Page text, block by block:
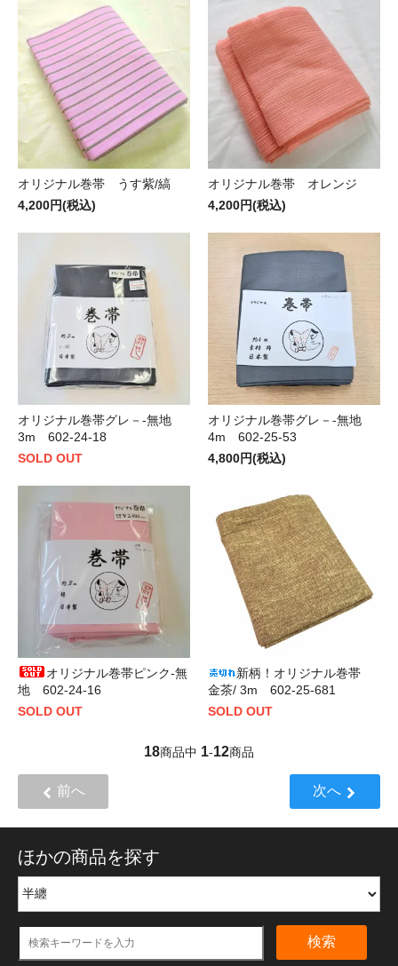
オリジナル巻帯 うす紫/縞
4,200円(税込)
オリジナル巻帯 オレンジ
4,200円(税込)
オリジナル巻帯グレ－-無地
3m 602-24-18
SOLD OUT
オリジナル巻帯グレ－-無地
4m 602-25-53
4,800円(税込)
オリジナル巻帯ピンク-無
地 602-24-16
SOLD OUT
新柄！オリジナル巻帯
金茶/ 3m 602-25-681
SOLD OUT
18商品中 1-12商品
前へ 次へ
ほかの商品を探す
検索